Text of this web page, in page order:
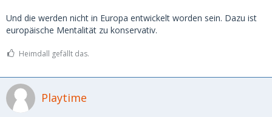
Und die werden nicht in Europa entwickelt worden sein. Dazu ist
europäische Mentalität zu konservativ.
Heimdall gefällt das.
Playtime